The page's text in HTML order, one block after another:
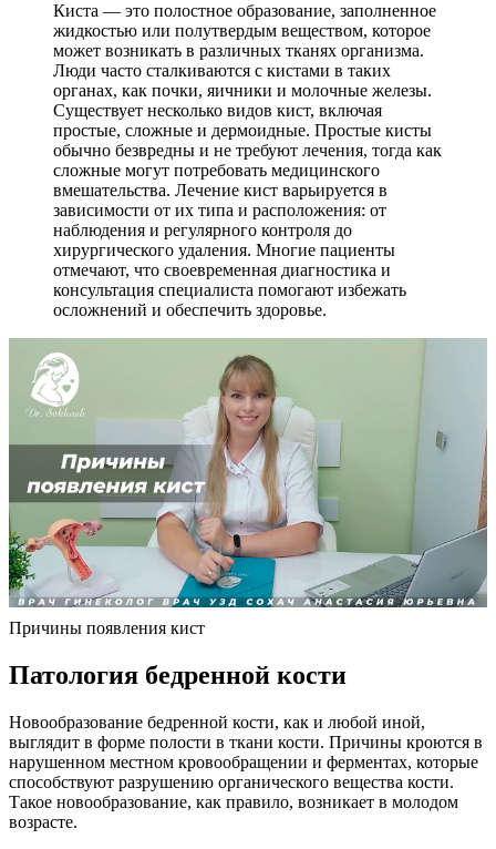
Киста — это полостное образование, заполненное
жидкостью или полутвердым веществом, которое
может возникать в различных тканях организма.
Люди часто сталкиваются с кистами в таких
органах, как почки, яичники и молочные железы.
Существует несколько видов кист, включая
простые, сложные и дермоидные. Простые кисты
обычно безвредны и не требуют лечения, тогда как
сложные могут потребовать медицинского
вмешательства. Лечение кист варьируется в
зависимости от их типа и расположения: от
наблюдения и регулярного контроля до
хирургического удаления. Многие пациенты
отмечают, что своевременная диагностика и
консультация специалиста помогают избежать
осложнений и обеспечить здоровье.
Причины появления кист
Патология бедренной кости
Новообразование бедренной кости, как и любой иной,
выглядит в форме полости в ткани кости. Причины кроются в
нарушенном местном кровообращении и ферментах, которые
способствуют разрушению органического вещества кости.
Такое новообразование, как правило, возникает в молодом
возрасте.